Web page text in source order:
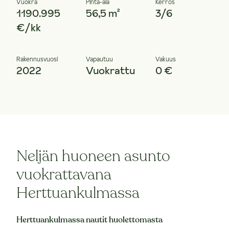
1190.995
€/kk
56,5 m² 3/6
Rakennusvuosi
2022
Vapautuu
Vuokrattu
Vakuus
0 €
Neljän huoneen asunto
vuokrattavana
Herttuankulmassa
Herttuankulmassa nautit huolettomasta